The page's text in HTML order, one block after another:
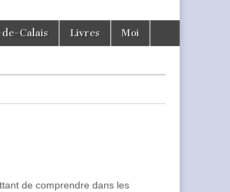
Calais Livres Moi
de comprendre dans les